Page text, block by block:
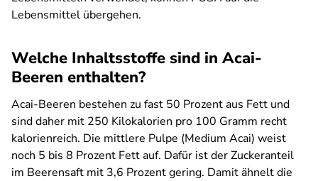
Lebensmittel übergehen.
Welche Inhaltsstoffe sind in Acai-
Beeren enthalten?
Acai-Beeren bestehen zu fast 50 Prozent aus Fett und
sind daher mit 250 Kilokalorien pro 100 Gramm recht
kalorienreich. Die mittlere Pulpe (Medium Acai) weist
noch 5 bis 8 Prozent Fett auf. Dafür ist der Zuckeranteil
im Beerensaft mit 3,6 Prozent gering. Damit ähnelt die